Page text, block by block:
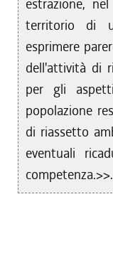
estrazione,
territorio di
esprimere
dell'attività di
per gli
popolazione
di riassetto
eventuali
competenza.>>.